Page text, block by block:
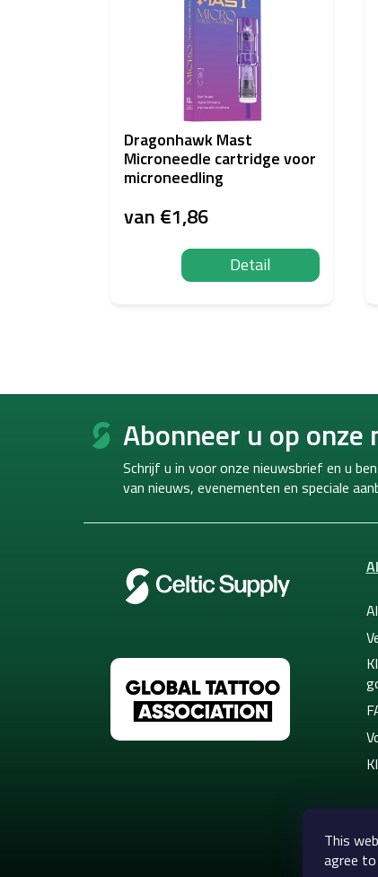
This
agree to
Dragonhawk Mast
Microneedle cartridge voor
microneedling
van €1,86
Detail
F
Abonneer u op
Schrijf u in voor onze nieuwsbrief en u
van nieuws, evenementen en speciale